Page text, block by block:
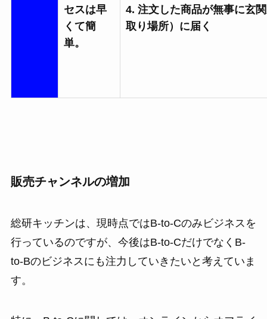
セスは早
くて簡
単。
4. 注文した商品が無事に玄
取り場所）に届く
販売チャンネルの増加
総研キッチンは、現時点ではB-to-Cのみビジネスを
行っているのですが、今後はB-to-CだけでなくB-
to-Bのビジネスにも注力していきたいと考えていま
す。